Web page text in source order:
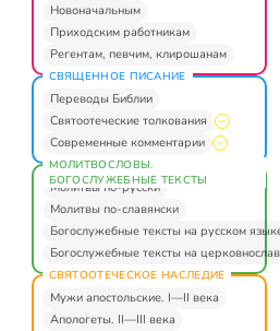
Новоначальным
Приходским работникам
Регентам, певчим, клирошанам
СВЯЩЕННОЕ ПИСАНИЕ
Переводы Библии
Святоотеческие толкования
Современные комментарии
МОЛИТВОСЛОВЫ.
БОГОСЛУЖЕБНЫЕ ТЕКСТЫ
Молитвы по-русски
Молитвы по-славянски
Богослужебные тексты на русском
Богослужебные тексты на
СВЯТООТЕЧЕСКОЕ НАСЛЕДИЕ
Мужи апостольские. I—II века
Апологеты. II—III века